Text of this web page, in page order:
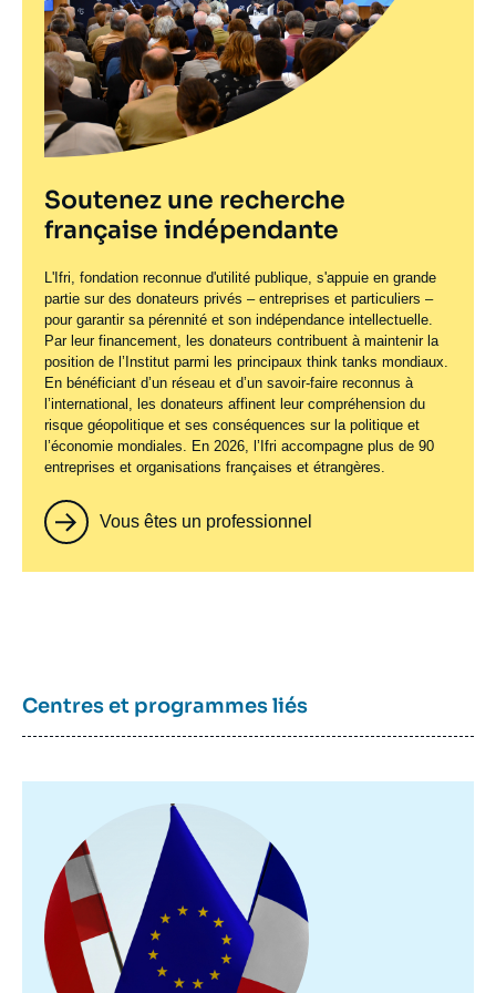
Soutenez une recherche
française indépendante
L'Ifri, fondation reconnue d'utilité publique, s'appuie en grande
partie sur des donateurs privés – entreprises et particuliers –
pour garantir sa pérennité et son indépendance intellectuelle.
Par leur financement, les donateurs contribuent à maintenir la
position de l’Institut parmi les principaux think tanks mondiaux.
En bénéficiant d’un réseau et d’un savoir-faire reconnus à
l’international, les donateurs affinent leur compréhension du
risque géopolitique et ses conséquences sur la politique et
l’économie mondiales. En 2026, l’Ifri accompagne plus de 90
entreprises et organisations françaises et étrangères.
Vous êtes un professionnel
Centres et programmes liés